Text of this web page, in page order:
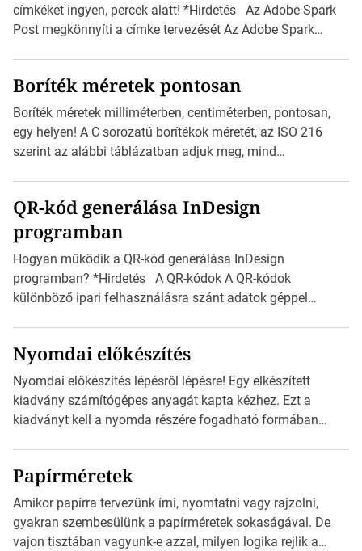
címkéket ingyen, percek alatt! *Hirdetés Az Adobe Spark
Post megkönnyíti a címke tervezését Az Adobe Spark
igazán foroghatnak a kreatív fogaskerekek, miközben
zajlik a saját címke készítése. Hogyan készítsünk címkét?
Válasszon méretet és alakot: Válassza ki a kívánt címke
méretét. Akár néhány […]
Boríték méretek pontosan
Boríték méretek milliméterben, centiméterben, pontosan,
egy helyen! A C sorozatú borítékok méretét, az ISO 216
szerint az alábbi táblázatban adjuk meg, mind
mutatja az A4-es papírlaphoz viszonyítva. Az amerikai és
észak-amerikai boríték méretére az ISO 216 nem
vonatkozik. Boríték méretének táblázata C0-tól […]
QR-kód generálása InDesign
programban
Hogyan működik a QR-kód generálása InDesign
programban? *Hirdetés A QR-kódok A QR-kódok
különböző ipari felhasználásra szánt adatok géppel
okostelefonjára telepíthet egy QR-kód-leolvasó
alkalmazást, ami leolvasni és dekódolni képes az URL-
információt és átirányítja a telefon böngészőjét a cég
weblapjára. A QR-kód beolvasása után a felhasználó
Nyomdai előkészítés
Nyomdai előkészítés lépésről lépésre! Egy elkészített
kiadvány számítógépes anyagát kapta kézhez. Ezt a
kiadványt kell a nyomda részére fogadható formában
Illustratorban készült vektorgrafika. *Hirdetés Minden
esetben konzultáljunk a nyomdával, mielőtt elkezdjük a
nyomdai előkészítést!Nehogy az elkészült munka után
derüljön ki, hogy valamit másképp kellett volna csinálni! […]
Papírméretek
Amikor papírra tervezünk írni, nyomtatni vagy rajzolni,
gyakran szembesülünk a papírméretek sokaságával. De
vajon tisztában vagyunk-e azzal, milyen logika rejlik a